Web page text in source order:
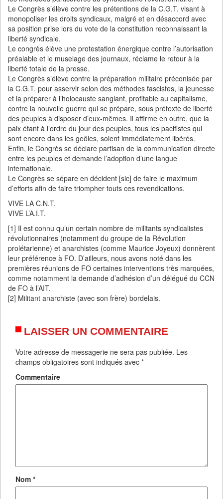
Le Congrès s’élève contre les prétentions de la C.G.T. visant à
monopoliser les droits syndicaux, malgré et en désaccord avec
sa position prise lors du vote de la constitution reconnaissant la
liberté syndicale.
Le congrès élève une protestation énergique contre l’autorisation
préalable et le muselage des journaux, réclame le retour à la
liberté totale de la presse.
Le Congrès s’élève contre la préparation militaire préconisée par
la C.G.T. pour asservir selon des méthodes fascistes, la jeunesse
et la préparer à l’holocauste sanglant, profitable au capitalisme,
contre la nouvelle guerre qui se prépare, sous prétexte de liberté
des peuples à disposer d’eux-mêmes. Il affirme en outre, que la
paix étant à l’ordre du jour des peuples, tous les pacifistes qui
sont encore dans les geôles, soient immédiatement libérés.
Enfin, le Congrès se déclare partisan de la communication directe
entre les peuples et demande l’adoption d’une langue
internationale.
Le Congrès se sépare en décident [sic] de faire le maximum
d’efforts afin de faire triompher touts ces revendications.
VIVE LA C.N.T.
VIVE L’A.I.T.
[1] Il est connu qu’un certain nombre de militants syndicalistes
révolutionnaires (notamment du groupe de la Révolution
prolétarienne) et anarchistes (comme Maurice Joyeux) donnèrent
leur préférence à FO. D’ailleurs, nous avons noté dans les
premières réunions de FO certaines interventions très marquées,
comme notamment la demande d’adhésion d’un délégué du CCN
de FO à l’AIT.
[2] Militant anarchiste (avec son frère) bordelais.
LAISSER UN COMMENTAIRE
Votre adresse de messagerie ne sera pas publiée. Les
champs obligatoires sont indiqués avec *
Commentaire
Nom *